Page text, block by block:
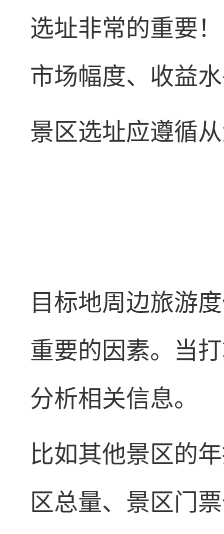
选址非常的重要
市场幅度、收益
景区选址应遵循
目标地周边旅游
重要的因素。当
分析相关信息。
比如其他景区的
区总量、景区门